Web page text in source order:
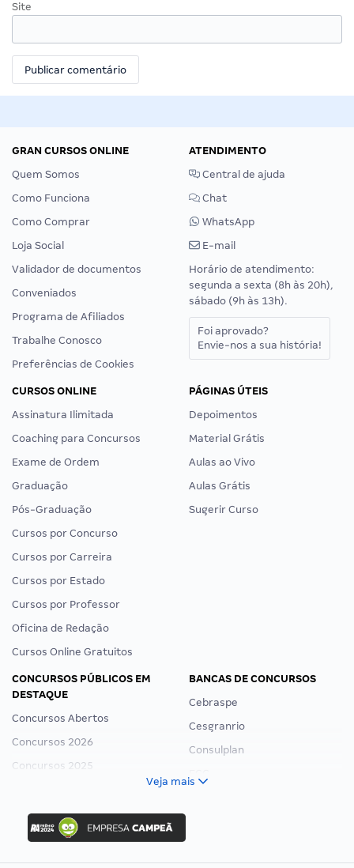
Site
GRAN CURSOS ONLINE
Quem Somos
Como Funciona
Como Comprar
Loja Social
Validador de documentos
Conveniados
Programa de Afiliados
Trabalhe Conosco
Preferências de Cookies
ATENDIMENTO
Central de ajuda
Chat
WhatsApp
E-mail
Horário de atendimento:
segunda a sexta (8h às 20h),
sábado (9h às 13h).
Foi aprovado?
Envie-nos a sua história!
CURSOS ONLINE
Assinatura Ilimitada
Coaching para Concursos
Exame de Ordem
Graduação
Pós-Graduação
Cursos por Concurso
Cursos por Carreira
Cursos por Estado
Cursos por Professor
Oficina de Redação
Cursos Online Gratuitos
PÁGINAS ÚTEIS
Depoimentos
Material Grátis
Aulas ao Vivo
Aulas Grátis
Sugerir Curso
CONCURSOS PÚBLICOS EM
DESTAQUE
Concursos Abertos
Concursos 2026
Concursos 2025
Concurso Ibama
Concurso MPU
Editais publicados
BANCAS DE CONCURSOS
Cebraspe
Cesgranrio
Consulplan
Veja mais